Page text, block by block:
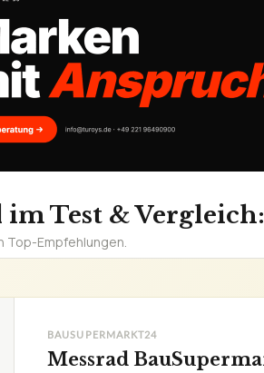
im Test & Vergleich:
Top-Empfehlungen.
BAUSUPERMARKT24
Messrad